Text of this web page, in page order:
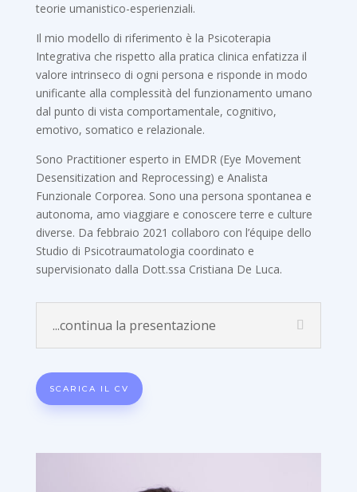
teorie umanistico-esperienziali.
Il mio modello di riferimento è la Psicoterapia
Integrativa che rispetto alla pratica clinica enfatizza il
valore intrinseco di ogni persona e risponde in modo
unificante alla complessità del funzionamento umano
dal punto di vista comportamentale, cognitivo,
emotivo, somatico e relazionale.
Sono Practitioner esperto in EMDR (Eye Movement
Desensitization and Reprocessing) e Analista
Funzionale Corporea. Sono una persona spontanea e
autonoma, amo viaggiare e conoscere terre e culture
diverse. Da febbraio 2021 collaboro con l’équipe dello
Studio di Psicotraumatologia coordinato e
supervisionato dalla Dott.ssa Cristiana De Luca.
...continua la presentazione
SCARICA IL CV